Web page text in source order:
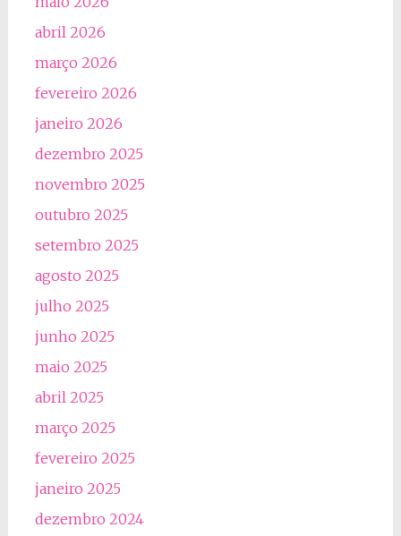
abril 2026
março 2026
fevereiro 2026
janeiro 2026
dezembro 2025
novembro 2025
outubro 2025
setembro 2025
agosto 2025
julho 2025
junho 2025
maio 2025
abril 2025
março 2025
fevereiro 2025
janeiro 2025
dezembro 2024